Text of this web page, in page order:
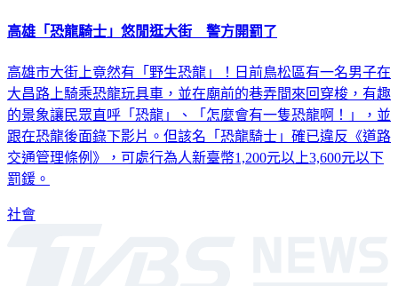
高雄「恐龍騎士」悠閒逛大街 警方開罰了
高雄市大街上竟然有「野生恐龍」！日前鳥松區有一名男子在
大昌路上騎乘恐龍玩具車，並在廟前的巷弄間來回穿梭，有趣
的景象讓民眾直呼「恐龍」、「怎麼會有一隻恐龍啊！」，並
跟在恐龍後面錄下影片。但該名「恐龍騎士」確已違反《道路
交通管理條例》，可處行為人新臺幣1,200元以上3,600元以下
罰鍰。
社會